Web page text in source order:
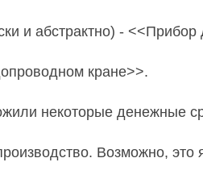
и абстрактно) -
кране>>.
некоторые денежные
Возможно, это